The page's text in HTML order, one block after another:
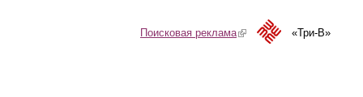
Поисковая реклама(link is external)«Три-В»